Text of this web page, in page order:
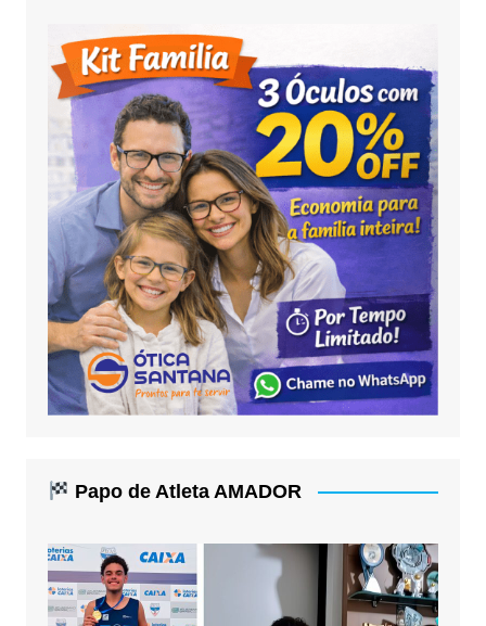
Papo de Atleta AMADOR